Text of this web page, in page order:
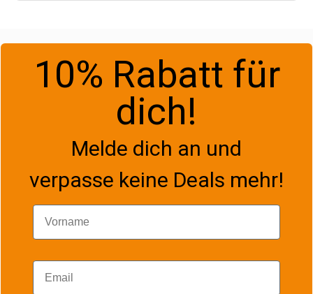
10% Rabatt für
dich!
Melde dich an und
verpasse keine Deals mehr!
Vorname
Email